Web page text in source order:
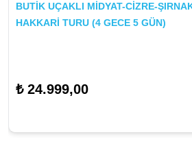
BUTİK UÇAKLI MİDYAT-CİZRE-
HAKKARİ TURU (4 GECE 5 GÜN)
₺ 24.999,00